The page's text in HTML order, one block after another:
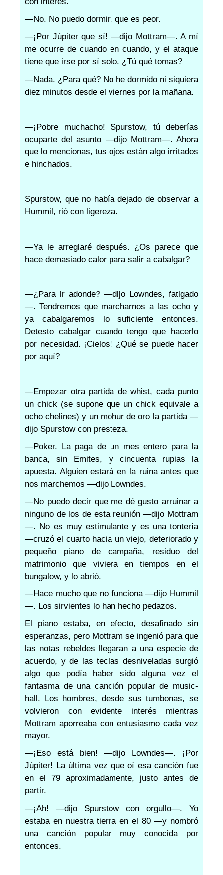
—No. No puedo dormir, que es peor.
—¡Por Júpiter que sí! —dijo Mottram—. A mí
me ocurre de cuando en cuando, y el ataque
tiene que irse por sí solo. ¿Tú qué tomas?
—Nada. ¿Para qué? No he dormido ni siquiera
diez minutos desde el viernes por la mañana.
—¡Pobre muchacho! Spurstow, tú deberías
ocuparte del asunto —dijo Mottram—. Ahora
que lo mencionas, tus ojos están algo irritados
e hinchados.
Spurstow, que no había dejado de observar a
Hummil, rió con ligereza.
—Ya le arreglaré después. ¿Os parece que
hace demasiado calor para salir a cabalgar?
—¿Para ir adonde? —dijo Lowndes, fatigado
—. Tendremos que marcharnos a las ocho y
ya cabalgaremos lo suficiente entonces.
Detesto cabalgar cuando tengo que hacerlo
por necesidad. ¡Cielos! ¿Qué se puede hacer
por aquí?
—Empezar otra partida de whist, cada punto
un chick (se supone que un chick equivale a
ocho chelines) y un mohur de oro la partida —
dijo Spurstow con presteza.
—Poker. La paga de un mes entero para la
banca, sin Emites, y cincuenta rupias la
apuesta. Alguien estará en la ruina antes que
nos marchemos —dijo Lowndes.
—No puedo decir que me dé gusto arruinar a
ninguno de los de esta reunión —dijo Mottram
—. No es muy estimulante y es una tontería
—cruzó el cuarto hacia un viejo, deteriorado y
pequeño piano de campaña, residuo del
matrimonio que viviera en tiempos en el
bungalow, y lo abrió.
—Hace mucho que no funciona —dijo Hummil
—. Los sirvientes lo han hecho pedazos.
El piano estaba, en efecto, desafinado sin
esperanzas, pero Mottram se ingenió para que
las notas rebeldes llegaran a una especie de
acuerdo, y de las teclas desniveladas surgió
algo que podía haber sido alguna vez el
fantasma de una canción popular de music-
hall. Los hombres, desde sus tumbonas, se
volvieron con evidente interés mientras
Mottram aporreaba con entusiasmo cada vez
mayor.
—¡Eso está bien! —dijo Lowndes—. ¡Por
Júpiter! La última vez que oí esa canción fue
en el 79 aproximadamente, justo antes de
partir.
—¡Ah! —dijo Spurstow con orgullo—. Yo
estaba en nuestra tierra en el 80 —y nombró
una canción popular muy conocida por
entonces.